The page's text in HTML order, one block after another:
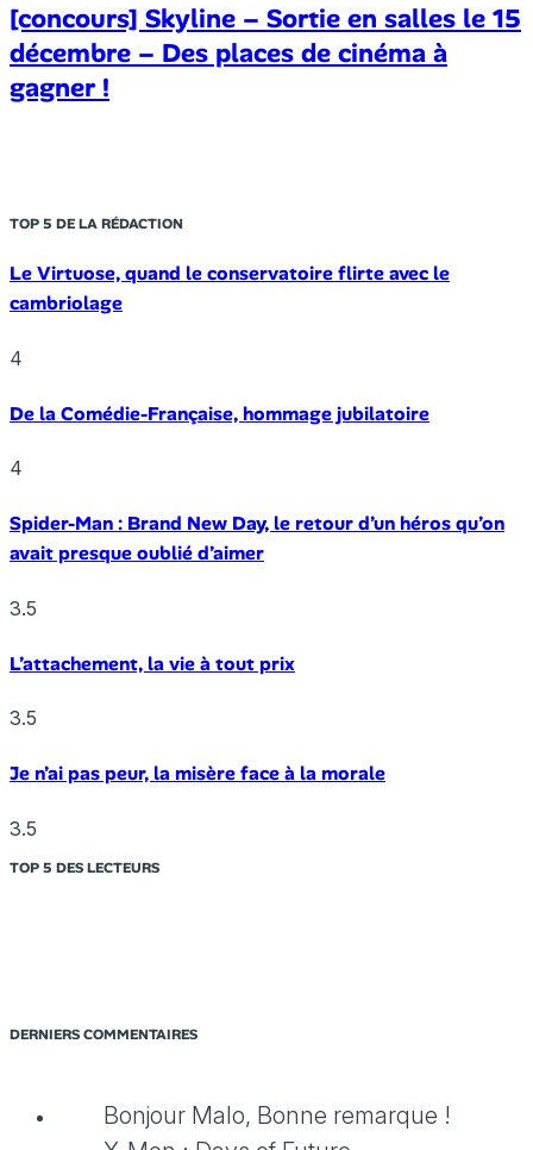
[concours] Skyline – Sortie en salles le 15
décembre – Des places de cinéma à
gagner !
TOP 5 DE LA RÉDACTION
Le Virtuose, quand le conservatoire flirte avec le
cambriolage
4
De la Comédie-Française, hommage jubilatoire
4
Spider-Man : Brand New Day, le retour d’un héros qu’on
avait presque oublié d’aimer
3.5
L’attachement, la vie à tout prix
3.5
Je n’ai pas peur, la misère face à la morale
3.5
TOP 5 DES LECTEURS
DERNIERS COMMENTAIRES
Bonjour Malo, Bonne remarque !